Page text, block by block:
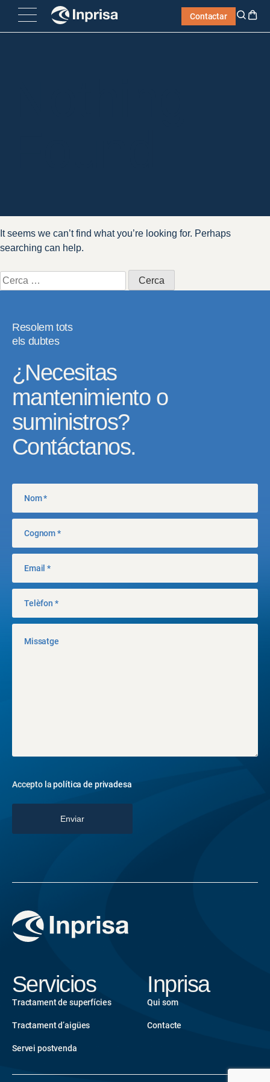
Skip
content
Contactar
It seems we can’t find what you’re looking for. Perhaps
searching can help.
Cerca:
Resolem tots
els dubtes
¿Necesitas
mantenimiento o
suministros?
Contáctanos.
Accepto lapolítica de privadesa
Servicios
Tractament de superfícies
Tractament d’aigües
Servei postvenda
Inprisa
Qui som
Contacte